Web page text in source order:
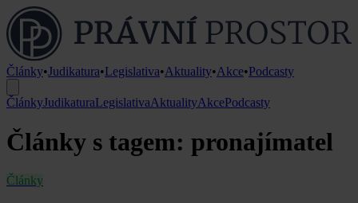
Články•Judikatura•Legislativa•Aktuality•Akce•Podcasty
ČlánkyJudikaturaLegislativaAktualityAkcePodcasty
Články s tagem: pronajímatel
Články